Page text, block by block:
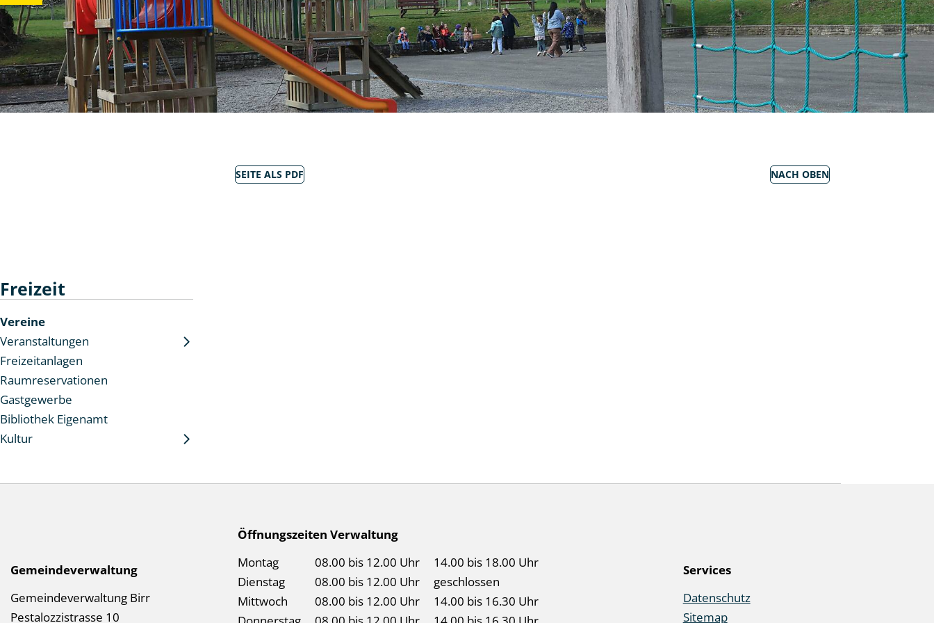
Freizeit
Vereine
Veranstaltungen
Freizeitanlagen
Raumreservationen
Gastgewerbe
Bibliothek Eigenamt
Kultur
SEITE ALS PDF NACH OBEN
Gemeindeverwaltung
Gemeindeverwaltung Birr
Pestalozzistrasse 10
Öffnungszeiten Verwaltung
Montag 08.00 bis 12.00 Uhr
14.00 bis 18.00 Uhr
Dienstag 08.00 bis 12.00 Uhr
geschlossen
Mittwoch 08.00 bis 12.00 Uhr
14.00 bis 16.30 Uhr
Services
Datenschutz
Sitemap